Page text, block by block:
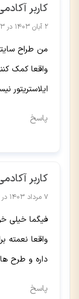
کاربر
۲ آبان ۱۴۰۳ در ۴:۲۳ ب٫ظ
من طراح
واقعا کمک
پاسخ
کاربر
۷ مرداد ۱۴۰۳ در ۵:۰۸ ب٫ظ
فیگما خیلی
واقعا نعمته
داره و طرح
پاسخ